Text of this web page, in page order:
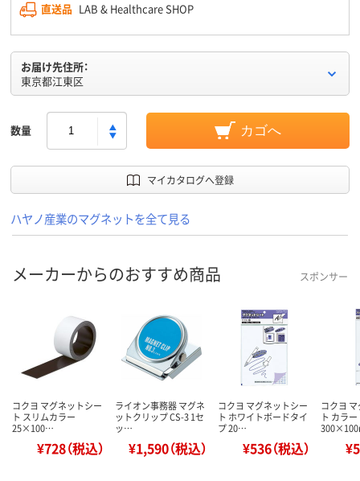
直送品 LAB & Healthcare SHOP
お届け先住所：
東京都江東区
数量 カゴへ
マイカタログへ登録
ハヤノ産業のマグネットを全て見る
メーカーからのおすすめ商品 スポンサー
コクヨ マグネットシー
ト スリムカラー
25×100…
¥728（税込）
ライオン事務器 マグネ
ットクリップ CS-3 1セ
ッ…
¥1,590（税込）
コクヨ マグネットシー
ト ホワイトボードタイ
プ 20…
¥536（税込）
コクヨ
ト カラー